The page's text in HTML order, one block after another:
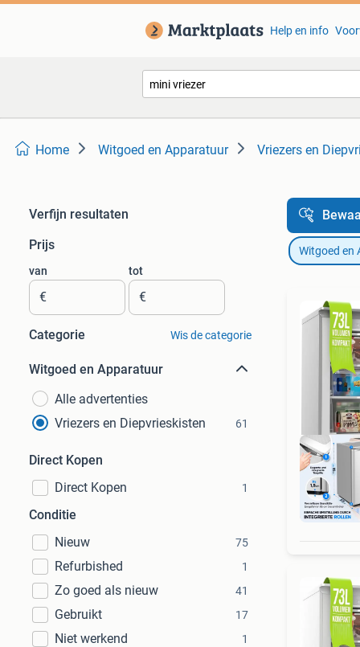
Help en info
Home Witgoed en Apparatuur Vriezers en
Verfijn resultaten
Prijs
van
€
tot
€
Categorie Wis de categorie
Witgoed en Apparatuur
Alle advertenties
Vriezers en Diepvrieskisten
61
Direct Kopen
Direct Kopen
1
Conditie
Nieuw
75
Refurbished 1
Zo goed als nieuw 41
Gebruikt 17
Niet werkend 1
Witgoed en